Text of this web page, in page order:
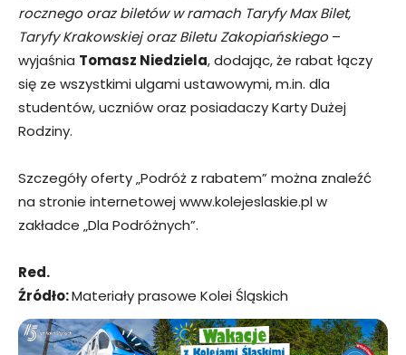
rocznego oraz biletów w ramach Taryfy Max Bilet,
Taryfy Krakowskiej oraz Biletu Zakopiańskiego–
wyjaśnia Tomasz Niedziela, dodając, że rabat łączy
się ze wszystkimi ulgami ustawowymi, m.in. dla
studentów, uczniów oraz posiadaczy Karty Dużej
Rodziny.
Szczegóły oferty „Podróż z rabatem” można znaleźć
na stronie internetowej www.kolejeslaskie.pl w
zakładce „Dla Podróżnych”.
Red.
Źródło:Materiały prasowe Kolei Śląskich